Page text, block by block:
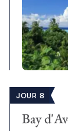
JOUR 8
Bay